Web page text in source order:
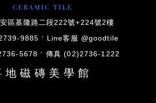
區基隆路二段222號+224號2樓
9885 Line客服 @goodtile
5678 傳真 (02)2736-1222
地磁磚美學館